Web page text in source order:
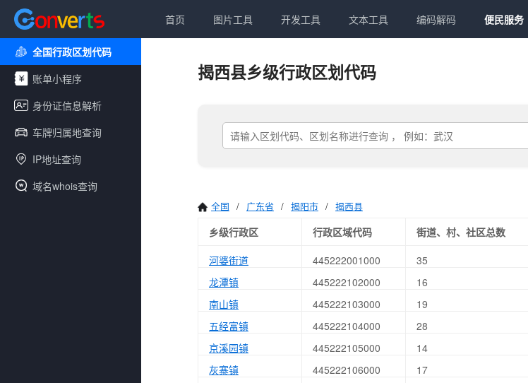
首页 图片工具 开发工具 文本工具 编码解码 便民服务
全国行政区划代码
账单小程序
身份证信息解析
车牌归属地查询
IP地址查询
域名whois查询
揭西县乡级行政区划代码
全国 / 广东省 / 揭阳市 / 揭西县
乡级行政区 行政区域代码
街道、村、社区总数
河婆街道
445222001000
35
龙潭镇
445222102000
16
南山镇
445222103000
19
五经富镇
445222104000
28
京溪园镇
445222105000
14
灰寨镇
445222106000
17